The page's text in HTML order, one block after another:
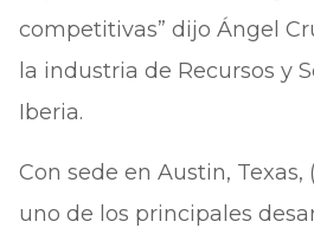
competitivas” dijo Ángel
la industria de Recursos y
Iberia.
Con sede en Austin, Texas,
uno de los principales